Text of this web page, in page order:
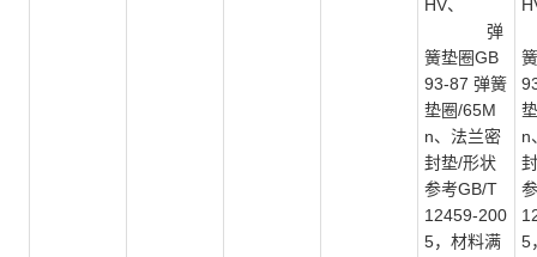
HV、
弹
簧垫圈GB
93-87 弹簧
垫圈/65M
n、法兰密
封垫/形状
参考GB/T
12459-200
5，材料满
n
5